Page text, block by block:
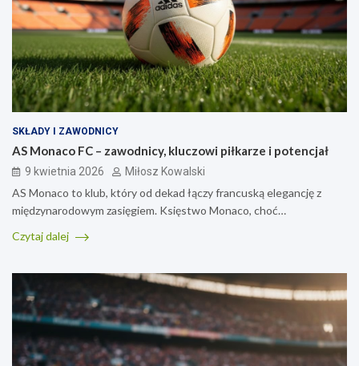
SKŁADY I ZAWODNICY
AS Monaco FC – zawodnicy, kluczowi piłkarze i potencjał
9 kwietnia 2026 Miłosz Kowalski
AS Monaco to klub, który od dekad łączy francuską elegancję z
międzynarodowym zasięgiem. Księstwo Monaco, choć…
Czytaj dalej